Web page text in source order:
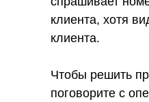
клиента, хотя
клиента.
Чтобы решить
поговорите с